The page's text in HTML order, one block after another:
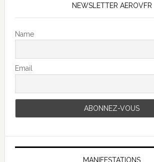
NEWSLETTER AEROVFR
Name
Email
MANIFESTATIONS